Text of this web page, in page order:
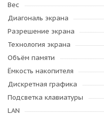
Вес
Диагональ экрана
Разрешение экрана
Технология экрана
Объём памяти
Ёмкость накопителя
Дискретная графика
Подсветка клавиатуры
LAN